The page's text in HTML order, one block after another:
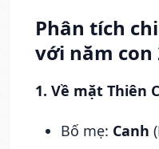
Phân tích
với năm con
1. Về mặt Thiên
Bố mẹ: Canh